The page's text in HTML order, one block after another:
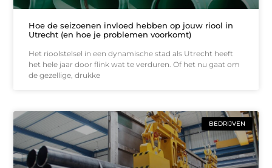
Hoe de seizoenen invloed hebben op jouw riool in
Utrecht (en hoe je problemen voorkomt)
Het rioolstelsel in een dynamische stad als Utrecht heeft
het hele jaar door flink wat te verduren. Of het nu gaat om
de gezellige, drukke
BEDRIJVEN